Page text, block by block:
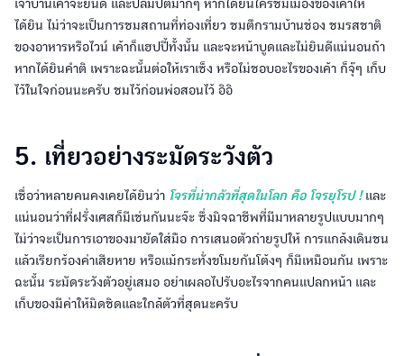
เจ้าบ้านเค้าจะยินดี และปลื้มปิติมากๆ หากได้ยินใครชมเมืองของเค้าให้
ได้ยิน ไม่ว่าจะเป็นการชมสถานที่ท่องเที่ยว ชมตึกรามบ้านช่อง ชมรสชาติ
ของอาหารหรือไวน์ เค้าก็แฮปปี้ทั้งนั้น และจะหน้าบูดและไม่ยินดีแน่นอนถ้า
หากได้ยินคำติ เพราะฉะนั้นต่อให้เราเซ็ง หรือไม่ชอบอะไรของเค้า ก็จุ๊ๆ เก็บ
ไว้ในใจก่อนนะครับ ชมไว้ก่อนพ่อสอนไว้ อิอิ
5. เที่ยวอย่างระมัดระวังตัว
เชื่อว่าหลายคนคงเคยได้ยินว่า โจรที่น่ากลัวที่สุดในโลก คือ โจรยุโรป !และ
แน่นอนว่าที่ฝรั่งเศสก็มีเช่นกันนะจ๊ะ ซึ่งมิจฉาชีพที่มีมาหลายรูปแบบมากๆ
ไม่ว่าจะเป็นการเอาของมายัดใส่มือ การเสนอตัวถ่ายรูปให้ การแกล้งเดินชน
แล้วเรียกร้องค่าเสียหาย หรือแม้กระทั่งขโมยกันโต้งๆ ก็มีเหมือนกัน เพราะ
ฉะนั้น ระมัดระวังตัวอยู่เสมอ อย่าเผลอไปรับอะไรจากคนแปลกหน้า และ
เก็บของมีค่าให้มิดชิดและใกล้ตัวที่สุดนะครับ